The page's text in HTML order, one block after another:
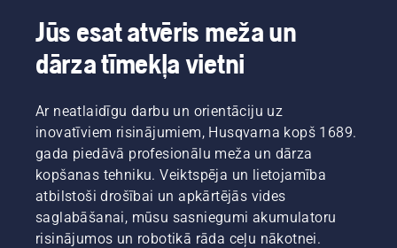
Jūs esat atvēris meža un
dārza tīmekļa vietni
Ar neatlaidīgu darbu un orientāciju uz
inovatīviem risinājumiem, Husqvarna kopš 1689.
gada piedāvā profesionālu meža un dārza
kopšanas tehniku. Veiktspēja un lietojamība
atbilstoši drošībai un apkārtējās vides
saglabāšanai, mūsu sasniegumi akumulatoru
risinājumos un robotikā rāda ceļu nākotnei.